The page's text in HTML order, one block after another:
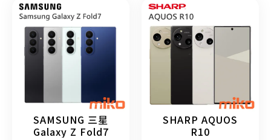
SAMSUNG 三星
Galaxy Z Fold7
SHARP AQUOS
R10